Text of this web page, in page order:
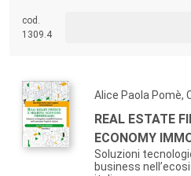
inquadrare le differenti problematiche
reale in cui si è chiamati a operare.
cod.
1309.4
Alice Paola Pomè,
REAL ESTATE
ECONOMY
Soluzioni
business